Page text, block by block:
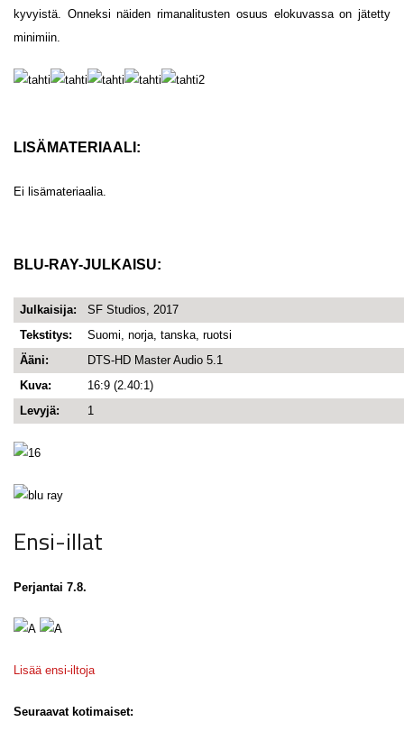
kyvyistä. Onneksi näiden rimanalitusten osuus elokuvassa on jätetty
minimiin.
LISÄMATERIAALI:
Ei lisämateriaalia.
BLU-RAY-JULKAISU:
Julkaisija:
SF Studios, 2017
Tekstitys:
Suomi, norja, tanska, ruotsi
Ääni:
DTS-HD Master Audio 5.1
Kuva:
16:9 (2.40:1)
Levyjä:
1
Ensi-illat
Perjantai 7.8.
Lisää ensi-iltoja
Seuraavat kotimaiset: